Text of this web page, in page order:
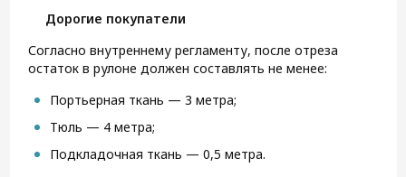
Дорогие покупатели
Согласно внутреннему регламенту, после отреза
остаток в рулоне должен составлять не менее:
Портьерная ткань — 3 метра;
Тюль — 4 метра;
Подкладочная ткань — 0,5 метра.